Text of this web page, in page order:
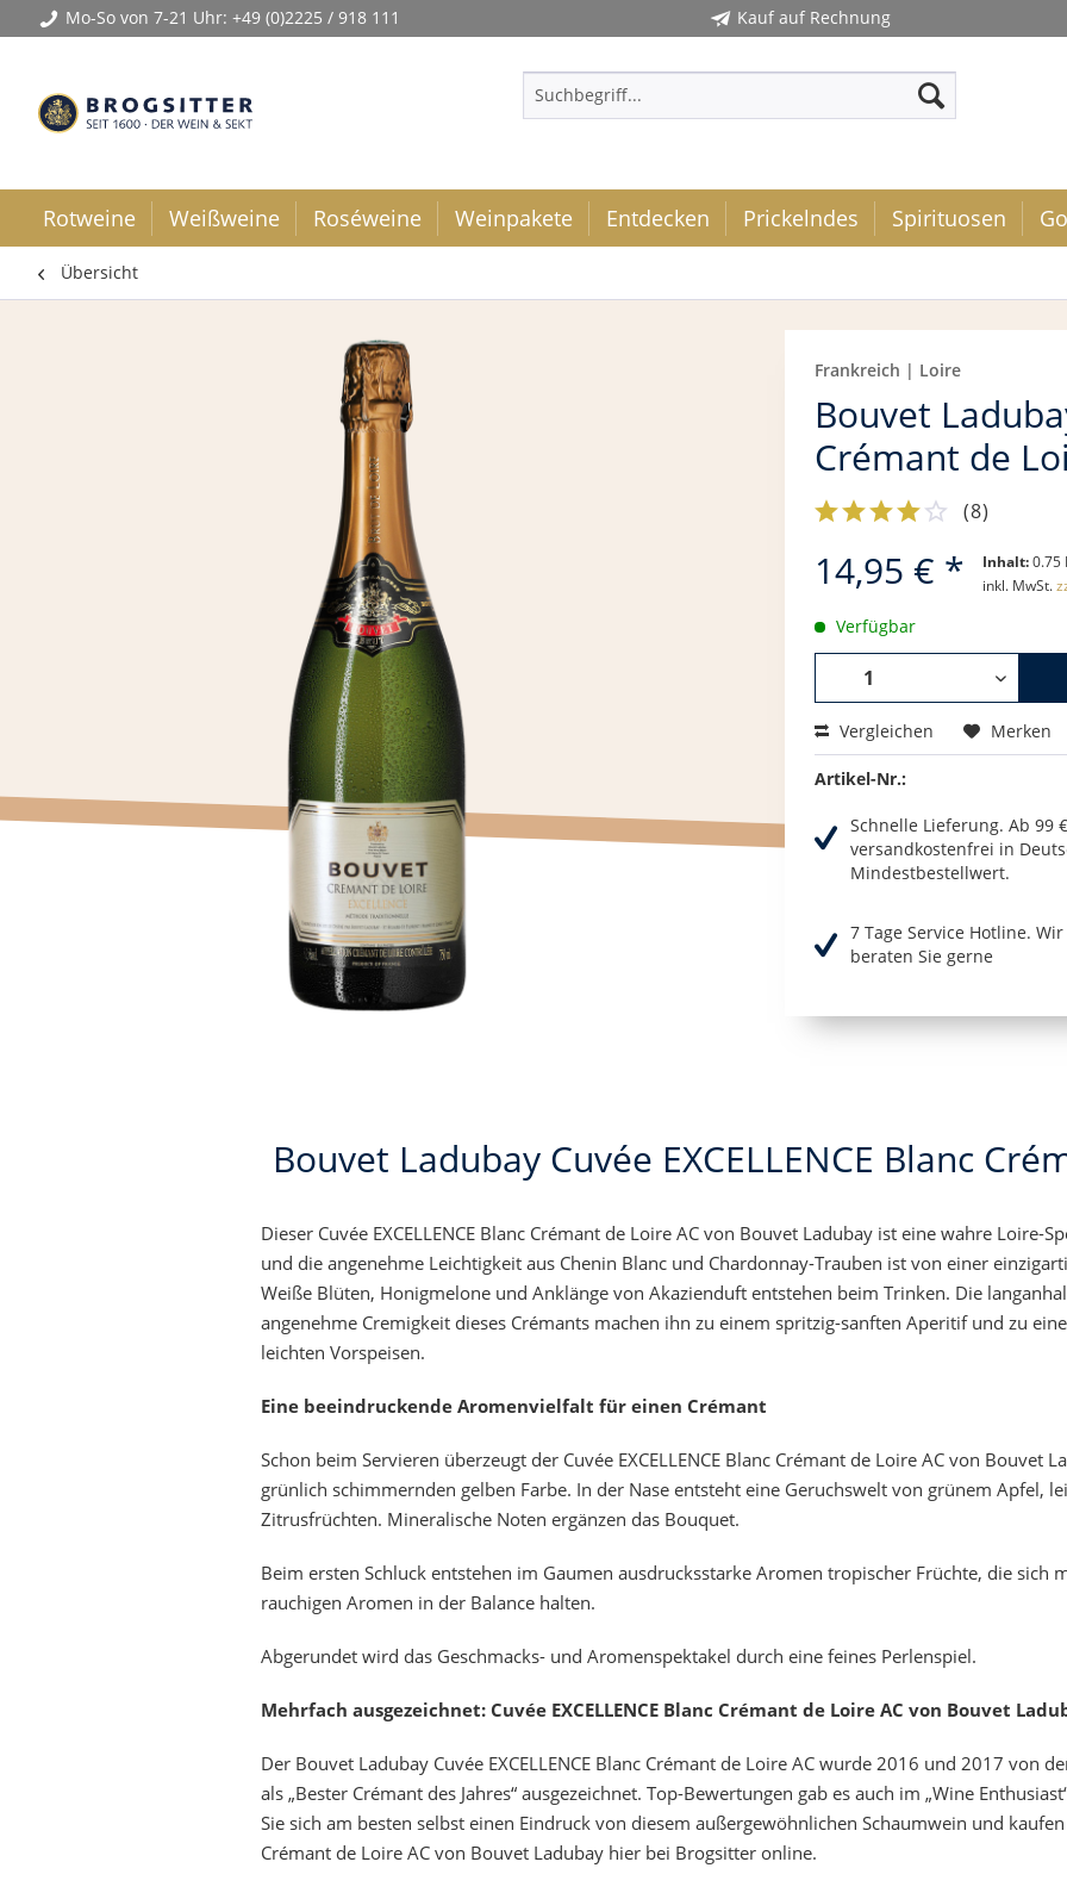
Mo-So von 7-21 Uhr: +49 (0)2225 / 918 111 Kauf auf Rechnung
Rotweine Weißweine Roséweine Weinpakete Entdecken Prickelndes Spirituosen
Übersicht
Frankreich | Loire
Bouvet
Crémant de
(8)
14,95 € * Inhalt:0.75
inkl. MwSt.
Verfügbar
Vergleichen Merken
Artikel-Nr.:
Schnelle Lieferung. Ab 99 €
versandkostenfrei in
Mindestbestellwert.
7 Tage Service Hotline.
beraten Sie gerne
Bouvet Ladubay Cuvée EXCELLENCE Blanc
Dieser Cuvée EXCELLENCE Blanc Crémant de Loire AC von Bouvet Ladubay ist eine wahre Loire-
und die angenehme Leichtigkeit aus Chenin Blanc und Chardonnay-Trauben ist von einer
Weiße Blüten, Honigmelone und Anklänge von Akazienduft entstehen beim Trinken. Die
angenehme Cremigkeit dieses Crémants machen ihn zu einem spritzig-sanften Aperitif und zu
leichten Vorspeisen.
Eine beeindruckende Aromenvielfalt für einen Crémant
Schon beim Servieren überzeugt der Cuvée EXCELLENCE Blanc Crémant de Loire AC von Bouvet
grünlich schimmernden gelben Farbe. In der Nase entsteht eine Geruchswelt von grünem Apfel,
Zitrusfrüchten. Mineralische Noten ergänzen das Bouquet.
Beim ersten Schluck entstehen im Gaumen ausdrucksstarke Aromen tropischer Früchte, die sich
rauchigen Aromen in der Balance halten.
Abgerundet wird das Geschmacks- und Aromenspektakel durch eine feines Perlenspiel.
Mehrfach ausgezeichnet: Cuvée EXCELLENCE Blanc Crémant de Loire AC von Bouvet
Der Bouvet Ladubay Cuvée EXCELLENCE Blanc Crémant de Loire AC wurde 2016 und 2017 von
als „Bester Crémant des Jahres“ ausgezeichnet. Top-Bewertungen gab es auch im „Wine
Sie sich am besten selbst einen Eindruck von diesem außergewöhnlichen Schaumwein und kaufen
Crémant de Loire AC von Bouvet Ladubay hier bei Brogsitter online.